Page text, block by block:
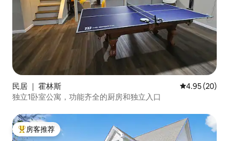
民居 ｜ 霍林斯 平均评分
4.95 (20)
独立1卧室公寓，功能齐全的厨房和独立入口
热门「房客推荐」
房客推荐